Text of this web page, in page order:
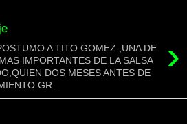
›
A TITO GOMEZ ,UNA DE
IMPORTANTES DE LA SALSA
DOS MESES ANTES DE
GR...